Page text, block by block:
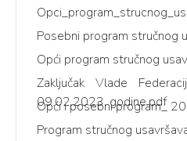
Posebni program stručnog
Opći program stručnog
Zaključak Vlade
09.02.2023. godine.pdf
Opći i posebni program_
Program stručnog